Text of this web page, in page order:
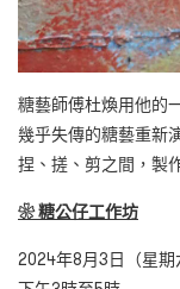
糖藝師傅杜煥用他的
幾乎失傳的糖藝重新
捏、搓、剪之間，製
❀糖公仔工作坊
2024年8月3日（星期